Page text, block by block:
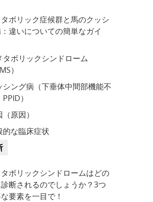
ボリック症候群と馬のクッシ
違いについての簡単なガイ
タボリックシンドローム
）
シング病（下垂体中間部機能不
）
原因）
的な臨床症状
ボリックシンドロームはどの
断されるのでしょうか？3つ
要素を一目で！